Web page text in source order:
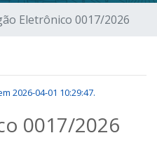
Eletrônico 0017/2026
2026-04-01 10:29:47.
0017/2026